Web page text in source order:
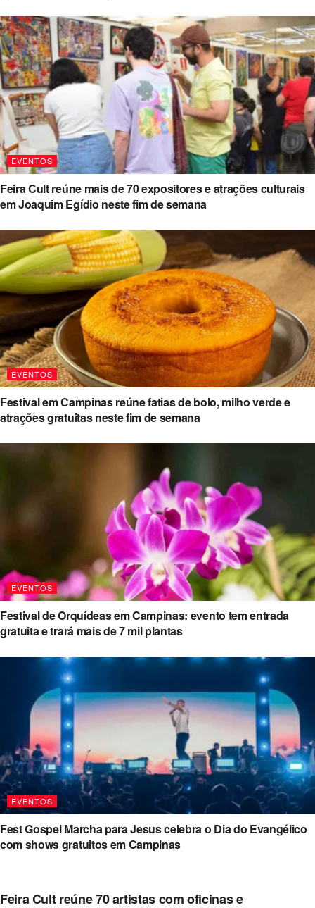
EVENTOS
Feira Cult reúne mais de 70 expositores e atrações culturais
em Joaquim Egídio neste fim de semana
EVENTOS
Festival em Campinas reúne fatias de bolo, milho verde e
atrações gratuitas neste fim de semana
EVENTOS
Festival de Orquídeas em Campinas: evento tem entrada
gratuita e trará mais de 7 mil plantas
EVENTOS
Fest Gospel Marcha para Jesus celebra o Dia do Evangélico
com shows gratuitos em Campinas
Feira Cult reúne 70 artistas com oficinas e